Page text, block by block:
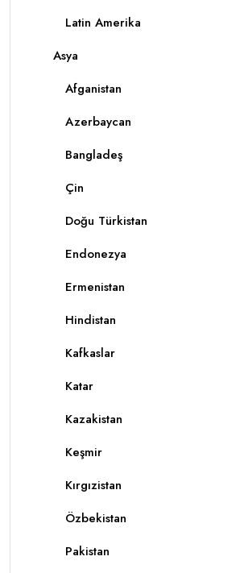
Latin Amerika
Asya
Afganistan
Azerbaycan
Bangladeş
Çin
Doğu Türkistan
Endonezya
Ermenistan
Hindistan
Kafkaslar
Katar
Kazakistan
Keşmir
Kırgızistan
Özbekistan
Pakistan